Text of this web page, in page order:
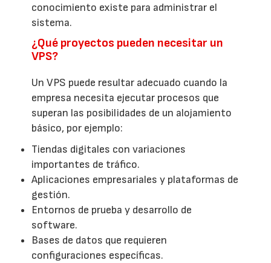
conocimiento existe para administrar el
sistema.
¿Qué proyectos pueden necesitar un
VPS?
Un VPS puede resultar adecuado cuando la
empresa necesita ejecutar procesos que
superan las posibilidades de un alojamiento
básico, por ejemplo:
Tiendas digitales con variaciones
importantes de tráfico.
Aplicaciones empresariales y plataformas de
gestión.
Entornos de prueba y desarrollo de
software.
Bases de datos que requieren
configuraciones específicas.